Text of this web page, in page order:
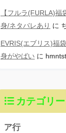
【フルラ(FURLA)
身/ネタバレあり に
EVRIS(エブリス)福
身がやばい に
カテゴリー
ア行